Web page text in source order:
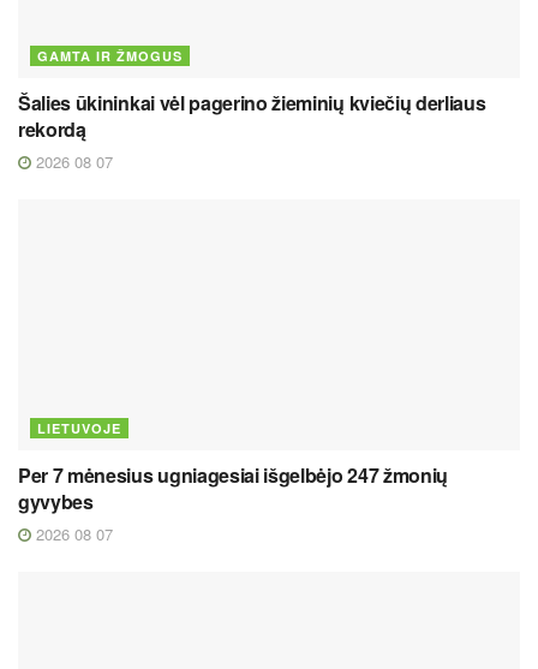
GAMTA IR ŽMOGUS
Šalies ūkininkai vėl pagerino žieminių kviečių derliaus
rekordą
2026 08 07
LIETUVOJE
Per 7 mėnesius ugniagesiai išgelbėjo 247 žmonių
gyvybes
2026 08 07